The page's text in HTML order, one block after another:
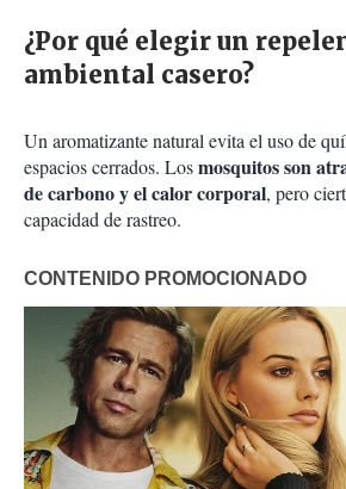
¿Por qué elegir un
ambiental casero?
Un aromatizante natural evita el uso de
espacios cerrados. Losmosquitos son
de carbono y el calor corporal, pero
capacidad de rastreo.